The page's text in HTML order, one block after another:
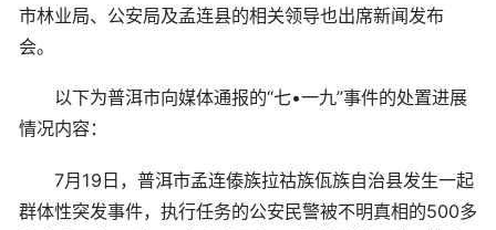
市林业局、公安局及孟连县的相关领导也出席新闻发布
会。
以下为普洱市向媒体通报的“七•一九”事件的处置进展
情况内容：
7月19日，普洱市孟连傣族拉祜族佤族自治县发生一起
群体性突发事件，执行任务的公安民警被不明真相的500多